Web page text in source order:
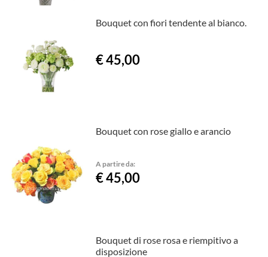
Bouquet con fiori tendente al bianco.
€ 45,00
Bouquet con rose giallo e arancio
A partire da:
€ 45,00
Bouquet di rose rosa e riempitivo a
disposizione